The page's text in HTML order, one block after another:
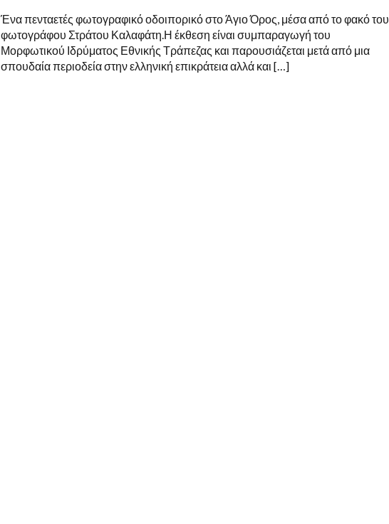
Ένα πενταετές φωτογραφικό οδοιπορικό στο Άγιο Όρος, μέσα από το φακό του
φωτογράφου Στράτου Καλαφάτη.Η έκθεση είναι συμπαραγωγή του
Μορφωτικού Ιδρύματος Εθνικής Τράπεζας και παρουσιάζεται μετά από μια
σπουδαία περιοδεία στην ελληνική επικράτεια αλλά και […]